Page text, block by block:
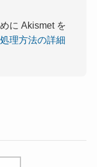
に Akismet を
理方法の詳細